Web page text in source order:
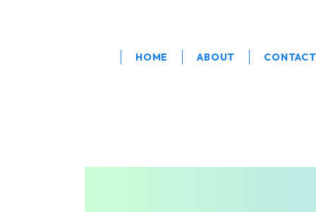
HOME ABOUT CONTACT